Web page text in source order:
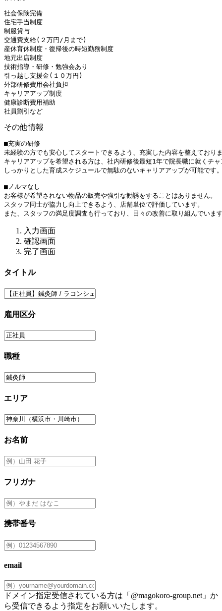
社会保険完備
住宅手当制度
制服貸与
交通費支給(２万円/月まで)
産休育休制度・復帰後の時短勤務制度
地元出店制度
技術指導・研修・勉強会あり
引っ越し支援金(１０万円)
外部研修費用会社負担
キャリアアップ制度
健康診断費用補助
社員割引など
その他情報
■充実の研修
未経験の方でも安心してスタートできるよう、充実した内容を整えており
キャリアアップを希望される方は、社内研修後最短1年で院長職に就くチ
しっかりとした育成スケジュールで無駄のないキャリアアップが可能です
■ノルマなし
お客様が希望されない物品の販売や強引な勧誘をすることはありません。
スタッフ同士が協力し向上できるよう、店舗単位で評価しています。
また、スタッフの満足度調査も行っており、日々の改善に取り組んでいま
入力画面
確認画面
完了画面
タイトル
雇用区分
職種
エリア
お名前
フリガナ
携帯番号
email
ドメイン指定受信されている方は「@magokoro-group.net」か
ら受信できるよう指定をお願いいたします。